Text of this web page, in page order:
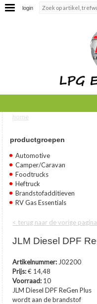
login
U bent hier
home
productgroepen
Automotive
Camper/Caravan
Foodtrucks
Heftruck
Brandstofadditieven
RV Gas Essentials
< terug naar de vorige pagina
JLM Diesel DPF
Artikelnummer: J02200
Prijs: € 14,48
Voorraad: 10
JLM Diesel DPF ReGen Plus
wordt aan de brandstof